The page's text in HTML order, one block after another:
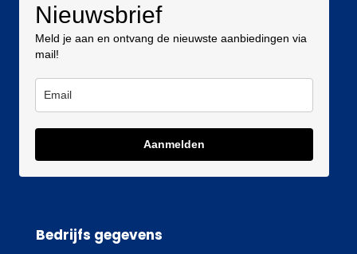
Nieuwsbrief
Meld je aan en ontvang de nieuwste aanbiedingen via
mail!
Aanmelden
Bedrijfs gegevens